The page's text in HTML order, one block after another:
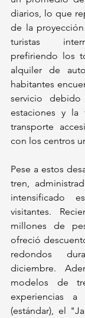
diarios, lo que
de la
turistas
prefiriendo los
alquiler de
habitantes
servicio
estaciones y
transporte
con los centros
Pese a estos
tren,
intensificado
visitantes.
millones de
ofreció
redondos
diciembre.
modelos de
experiencias
(estándar), el